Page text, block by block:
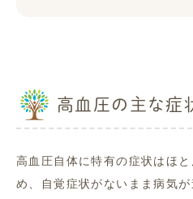
高血圧の主な症
高血圧自体に特有の症状はほ
め、自覚症状がないまま病気